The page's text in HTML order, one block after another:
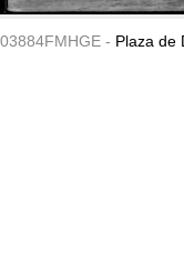
03884FMHGE - Plaza de